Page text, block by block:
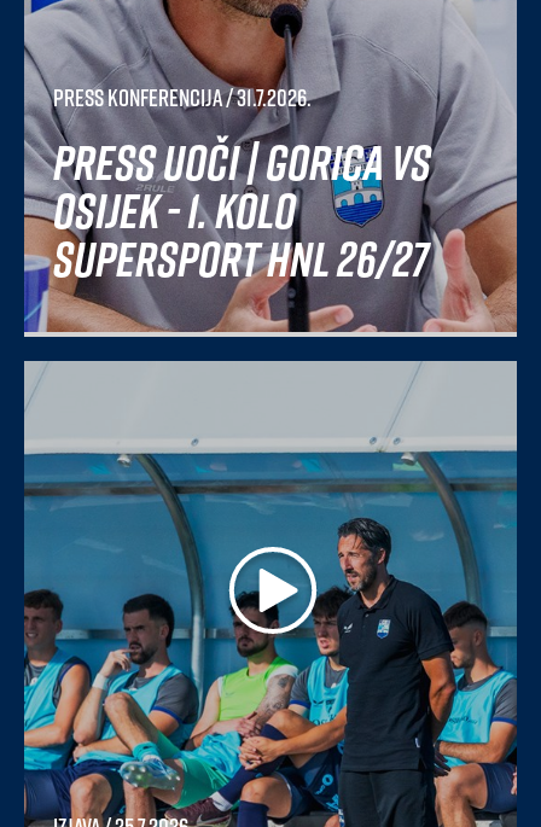
Press konferencija/ 31.7.2026.
Press uoči | Gorica vs
Osijek - 1. kolo
SuperSport HNL 26/27